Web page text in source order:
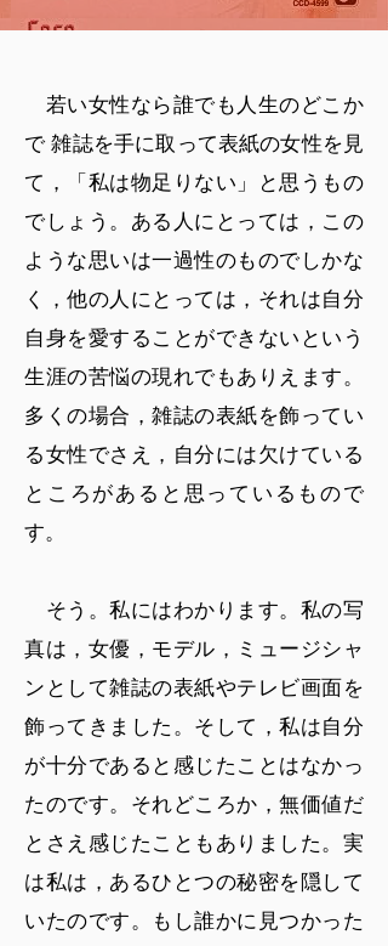
若い女性なら誰でも人生のどこか
で 雑誌を手に取って表紙の女性を見
て，「私は物足りない」と思うもの
でしょう。ある人にとっては，この
ような思いは一過性のものでしかな
く，他の人にとっては，それは自分
自身を愛することができないという
生涯の苦悩の現れでもありえます。
多くの場合，雑誌の表紙を飾ってい
る女性でさえ，自分には欠けている
ところがあると思っているもので
す。
そう。私にはわかります。私の写
真は，女優，モデル，ミュージシャ
ンとして雑誌の表紙やテレビ画面を
飾ってきました。そして，私は自分
が十分であると感じたことはなかっ
たのです。それどころか，無価値だ
とさえ感じたこともありました。実
は私は，あるひとつの秘密を隠して
いたのです。もし誰かに見つかった